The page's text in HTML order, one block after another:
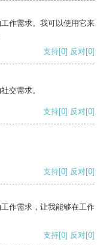
作需求。我可以使用它来
支持[0] 反对[0]
交需求。
支持[0] 反对[0]
支持[0] 反对[0]
作需求，让我能够在工作
支持[0] 反对[0]